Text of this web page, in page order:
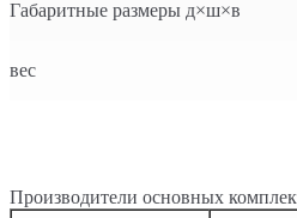
Габаритные размеры д×ш×в
вес
Производители основных